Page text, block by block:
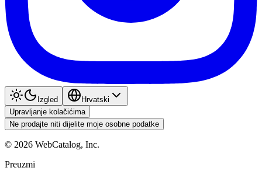
Izgled
Hrvatski
Upravljanje kolačićima
Ne prodajte niti dijelite moje osobne podatke
© 2026 WebCatalog, Inc.
Preuzmi